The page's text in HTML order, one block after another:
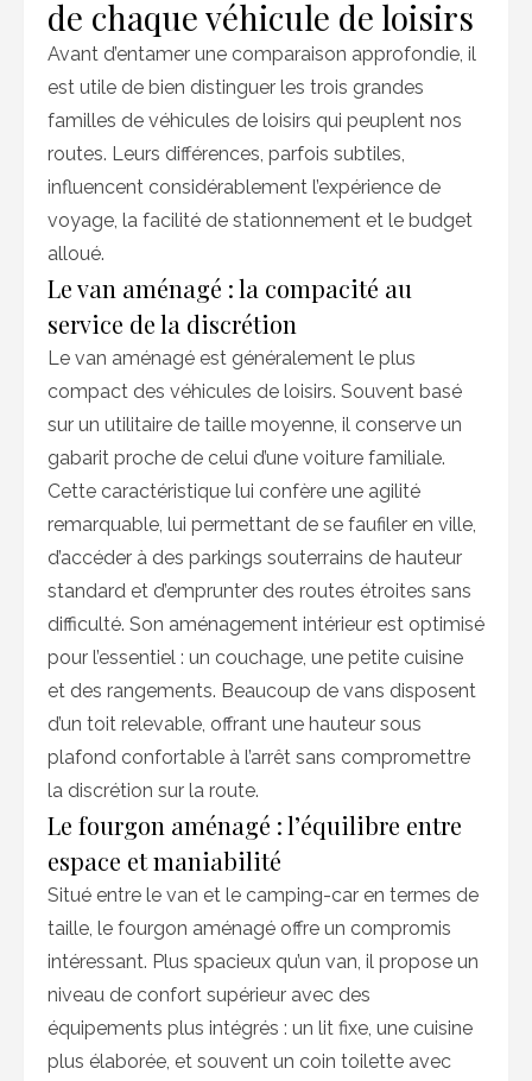
de chaque véhicule de loisirs
Avant d’entamer une comparaison approfondie, il
est utile de bien distinguer les trois grandes
familles de véhicules de loisirs qui peuplent nos
routes. Leurs différences, parfois subtiles,
influencent considérablement l’expérience de
voyage, la facilité de stationnement et le budget
alloué.
Le van aménagé : la compacité au
service de la discrétion
Le van aménagé est généralement le plus
compact des véhicules de loisirs. Souvent basé
sur un utilitaire de taille moyenne, il conserve un
gabarit proche de celui d’une voiture familiale.
Cette caractéristique lui confère une agilité
remarquable, lui permettant de se faufiler en ville,
d’accéder à des parkings souterrains de hauteur
standard et d’emprunter des routes étroites sans
difficulté. Son aménagement intérieur est optimisé
pour l’essentiel : un couchage, une petite cuisine
et des rangements. Beaucoup de vans disposent
d’un toit relevable, offrant une hauteur sous
plafond confortable à l’arrêt sans compromettre
la discrétion sur la route.
Le fourgon aménagé : l’équilibre entre
espace et maniabilité
Situé entre le van et le camping-car en termes de
taille, le fourgon aménagé offre un compromis
intéressant. Plus spacieux qu’un van, il propose un
niveau de confort supérieur avec des
équipements plus intégrés : un lit fixe, une cuisine
plus élaborée, et souvent un coin toilette avec